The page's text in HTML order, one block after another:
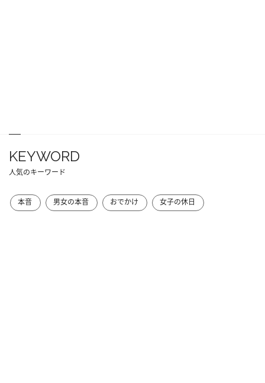
KEYWORD
人気のキーワード
本音 男女の本音 おでかけ 女子の休日